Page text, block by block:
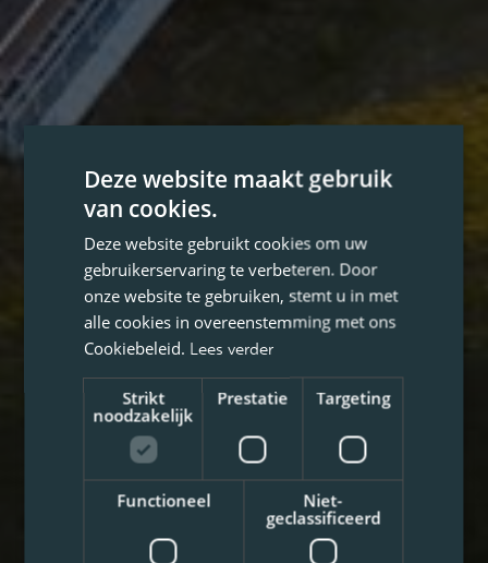
Deze website maakt gebruik
van cookies.
Deze website gebruikt cookies om uw
gebruikerservaring te verbeteren. Door
onze website te gebruiken, stemt u in met
alle cookies in overeenstemming met ons
Cookiebeleid. Lees verder
Strikt
noodzakelijk
Prestatie Targeting
Functioneel
Niet-
geclassificeerd